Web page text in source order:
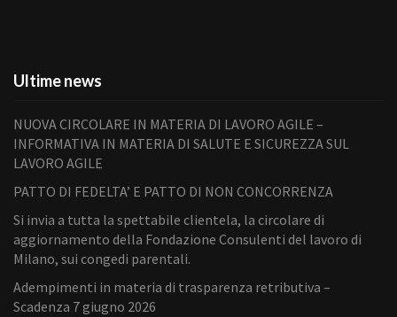
Ultime news
NUOVA CIRCOLARE IN MATERIA DI LAVORO AGILE –
INFORMATIVA IN MATERIA DI SALUTE E SICUREZZA SUL
LAVORO AGILE
PATTO DI FEDELTA’ E PATTO DI NON CONCORRENZA
Si invia a tutta la spettabile clientela, la circolare di
aggiornamento della Fondazione Consulenti del lavoro di
Milano, sui congedi parentali.
Adempimenti in materia di trasparenza retributiva –
Scadenza 7 giugno 2026